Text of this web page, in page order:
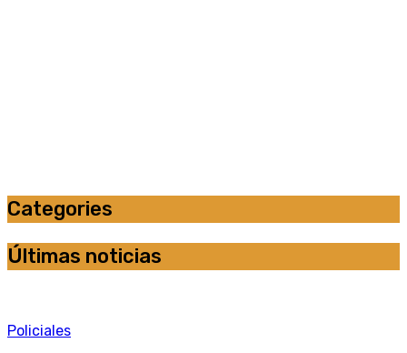
Categories
Últimas noticias
Policiales